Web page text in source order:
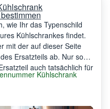
wie Ihr das Typenschild
Kühlschrankes findet.
mit der auf dieser Seite
Ersatzteils ab. Nur so
auch tatsächlich für
Kühlschrank